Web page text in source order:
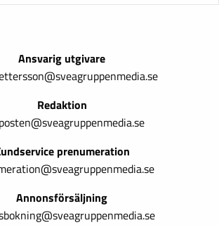
Ansvarig utgivare
Redaktion
prenumeration
Annonsförsäljning